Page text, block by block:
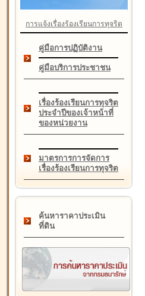
การแจ้งเรื่องร้องเรียนการทุจริต
คู่มือการปฏิบัติงาน
คู่มือบริการประชาชน
เรื่องร้องเรียนการทุจริต
ประจำปีของเจ้าหน้าที่
ของหน่วยงาน
มาตรการการจัดการ
เรื่องร้องเรียนการทุจริต
ค้นหาราคาประเมิน
ที่ดิน